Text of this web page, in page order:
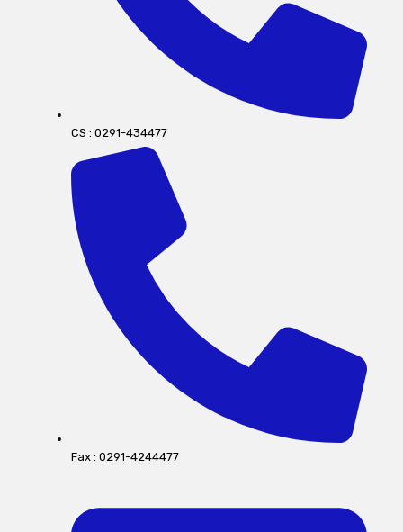
CS : 0291-434477
Fax : 0291-4244477